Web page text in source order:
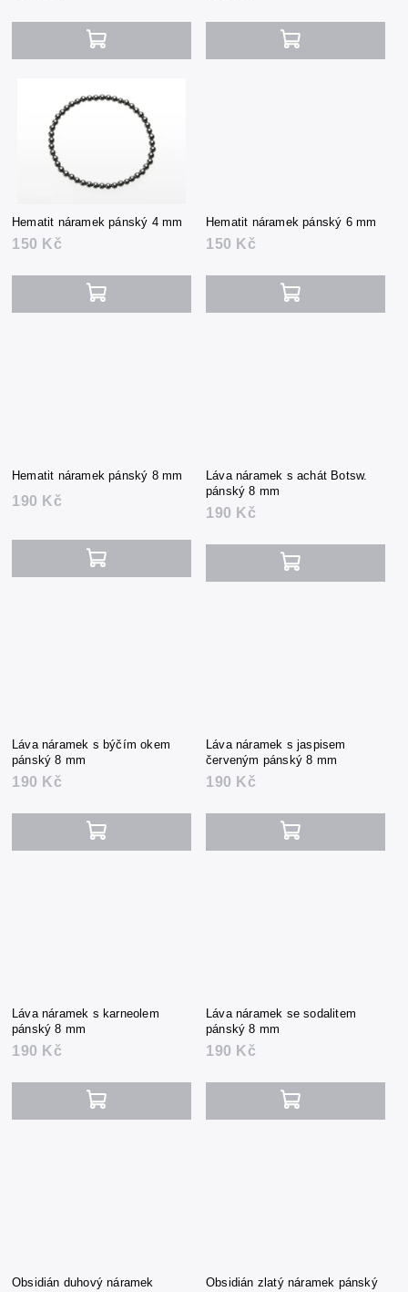
Hematit náramek pánský 4 mm
150 Kč
Hematit náramek pánský 6 mm
150 Kč
Hematit náramek pánský 8 mm
190 Kč
Láva náramek s achát Botsw.
pánský 8 mm
190 Kč
Láva náramek s býčím okem
pánský 8 mm
190 Kč
Láva náramek s jaspisem
červeným pánský 8 mm
190 Kč
Láva náramek s karneolem
pánský 8 mm
190 Kč
Láva náramek se sodalitem
pánský 8 mm
190 Kč
Obsidián duhový náramek
Obsidián zlatý náramek pánský